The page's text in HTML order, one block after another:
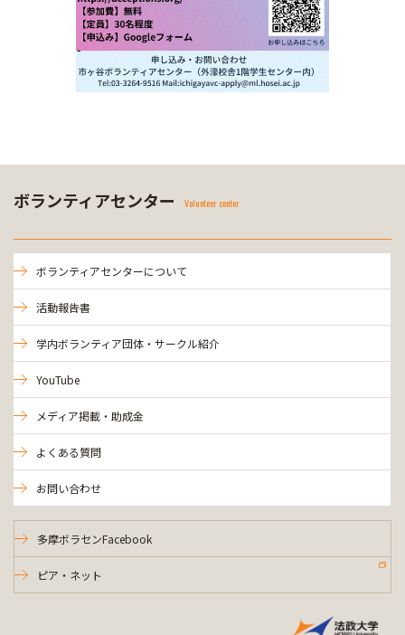
ボランティアセンター Volunteer center
ボランティアセンターについて
活動報告書
学内ボランティア団体・サークル紹介
YouTube
メディア掲載・助成金
よくある質問
お問い合わせ
多摩ボラセンFacebook
ピア・ネット